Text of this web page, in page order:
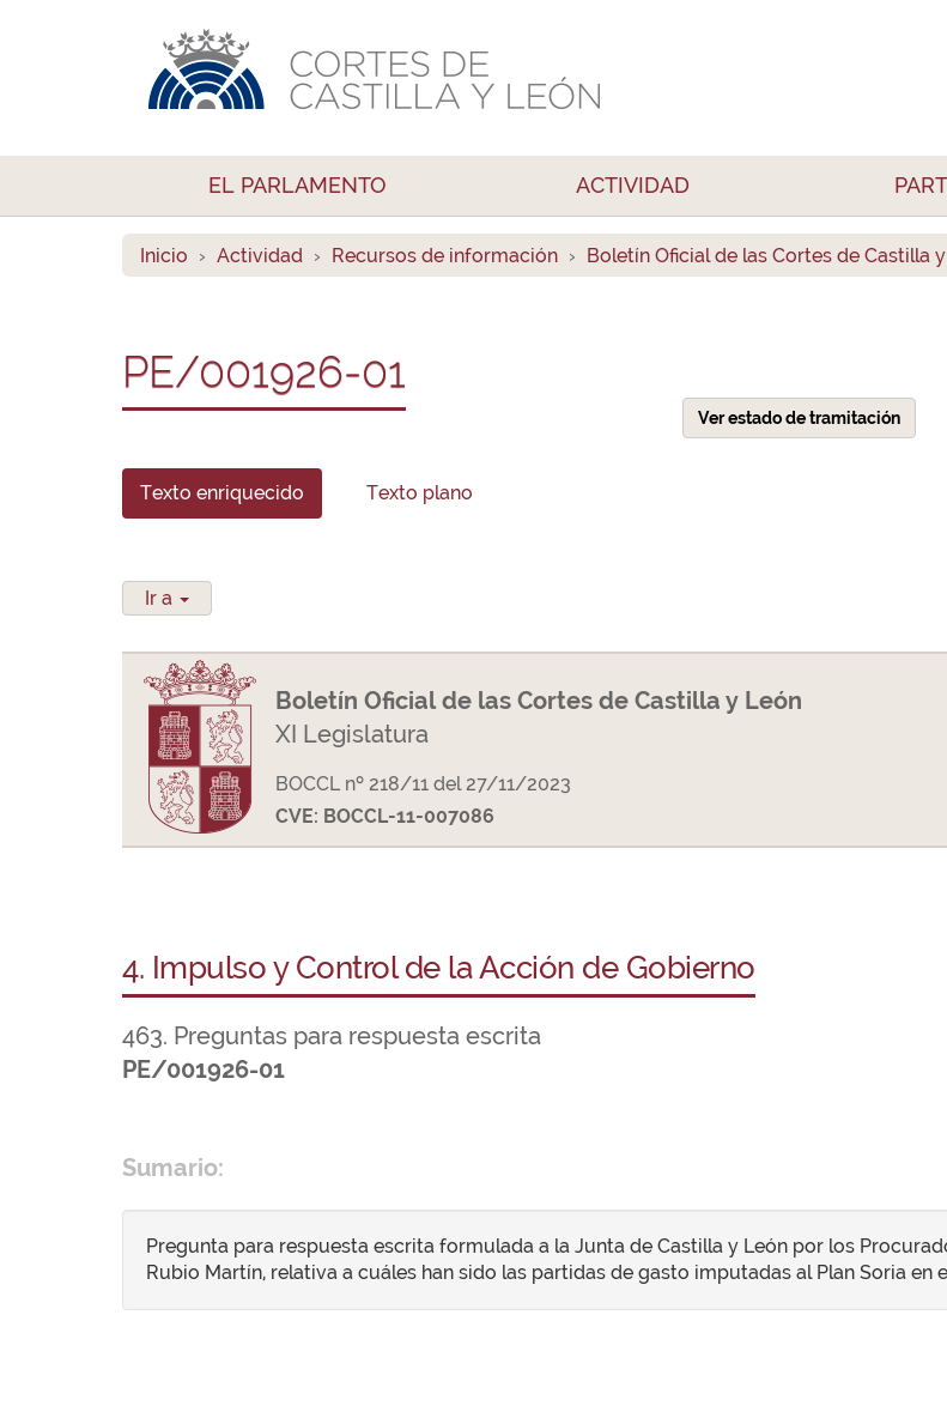
EL PARLAMENTO ACTIVIDAD
Inicio Actividad Recursos de información Boletín Oficial de las Cortes de Castilla
PE/001926-01
Ver estado de tramitación
Texto enriquecido Texto plano
Ir a
Boletín Oficial de las Cortes de Castilla y León
XI Legislatura
BOCCL nº 218/11 del 27/11/2023
CVE: BOCCL-11-007086
4. Impulso y Control de la Acción de Gobierno
463. Preguntas para respuesta escrita
PE/001926-01
Sumario:
Pregunta para respuesta escrita formulada a la Junta de Castilla y León por los
Rubio Martín, relativa a cuáles han sido las partidas de gasto imputadas al Plan Soria en